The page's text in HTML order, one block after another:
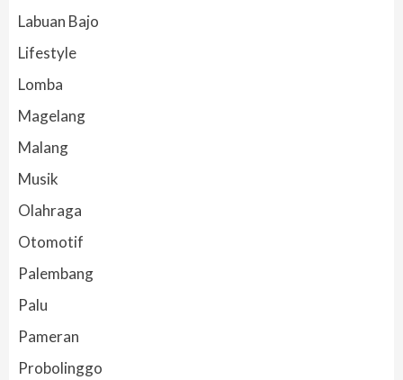
Labuan Bajo
Lifestyle
Lomba
Magelang
Malang
Musik
Olahraga
Otomotif
Palembang
Palu
Pameran
Probolinggo